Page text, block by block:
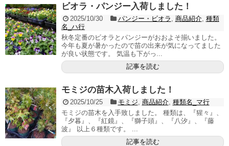
ビオラ・パンジー入荷しました！
2025/10/30 パンジー・ビオラ 商品紹介, 種類
名_ハ行
秋冬定番のビオラとパンジーがおおよそ揃いました。
今年も夏が暑かったので苗の出来が気になってました
が良い状態です。 気温も下がっ...
記事を読む
モミジの苗木入荷しました！
2025/10/25 モミジ 商品紹介, 種類名_マ行
モミジの苗木を入手致しました。 種類は、『猩々』、
『夕暮』、『紅鏡』、『獅子頭』、『八汐』、『藤
波』 以上６種類です。 ...
記事を読む